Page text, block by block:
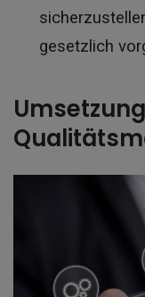
gesetzlich